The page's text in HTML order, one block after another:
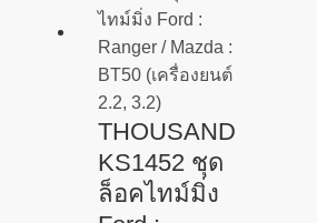
THOUSAND
KS1452 ชุด
ล็อคไทม์มิ่ง